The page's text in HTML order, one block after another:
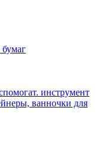
инструмент
ванночки для